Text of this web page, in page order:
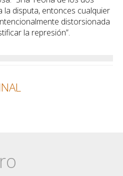
la disputa, entonces cualquier
distorsionada
la represión”.